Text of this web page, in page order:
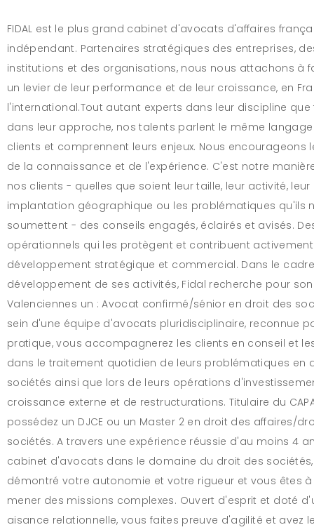
FIDAL est le plus grand cabinet d'avocats d'affaires
indépendant. Partenaires stratégiques des entreprises,
institutions et des organisations, nous nous attachons à
un levier de leur performance et de leur croissance, en
l'international.Tout autant experts dans leur discipline
dans leur approche, nos talents parlent le même
clients et comprennent leurs enjeux. Nous encourageons
de la connaissance et de l'expérience. C'est notre
nos clients - quelles que soient leur taille, leur activité, leur
implantation géographique ou les problématiques qu'ils
soumettent - des conseils engagés, éclairés et avisés.
opérationnels qui les protègent et contribuent
développement stratégique et commercial. Dans le
développement de ses activités, Fidal recherche pour
Valenciennes un : Avocat confirmé/sénior en droit des
sein d'une équipe d'avocats pluridisciplinaire, reconnue
pratique, vous accompagnerez les clients en conseil et
dans le traitement quotidien de leurs problématiques en
sociétés ainsi que lors de leurs opérations
croissance externe et de restructurations. Titulaire du
possédez un DJCE ou un Master 2 en droit des affaires/
sociétés. A travers une expérience réussie d'au moins 4
cabinet d'avocats dans le domaine du droit des
démontré votre autonomie et votre rigueur et vous êtes
mener des missions complexes. Ouvert d'esprit et doté
aisance relationnelle, vous faites preuve d'agilité et avez